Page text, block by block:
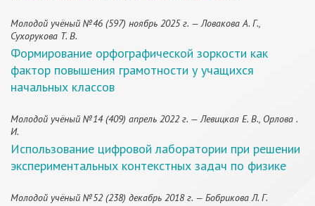
Молодой учёный №46 (597) ноябрь 2025 г. — Ловакова А. Г.,
Сухорукова Т. В.
Формирование орфографической зоркости как
фактор повышения грамотности у учащихся
начальных классов
Молодой учёный №14 (409) апрель 2022 г. — Левицкая Е. В., Орлова .
И.
Использование цифровой лаборатории при решении
экспериментальных контекстных задач по физике
Молодой учёный №52 (238) декабрь 2018 г. — Бобрикова Л. Г.